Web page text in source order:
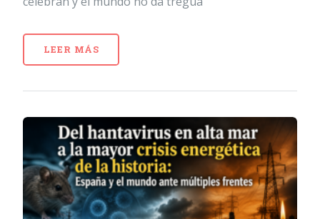
LEER MÁS